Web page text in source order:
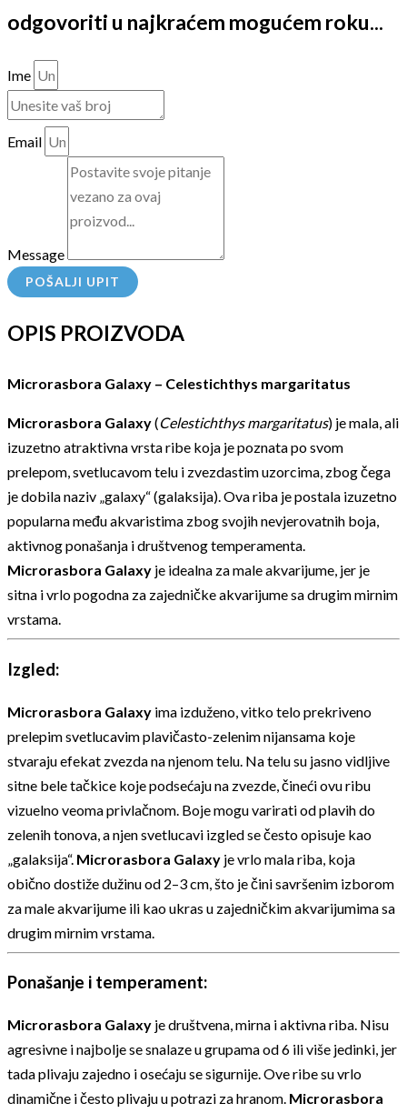
odgovoriti u najkraćem mogućem roku...
Ime
Email
Message
POŠALJI UPIT
OPIS PROIZVODA
Microrasbora Galaxy – Celestichthys margaritatus
Microrasbora Galaxy(Celestichthys margaritatus) je mala, ali
izuzetno atraktivna vrsta ribe koja je poznata po svom
prelepom, svetlucavom telu i zvezdastim uzorcima, zbog čega
je dobila naziv „galaxy“ (galaksija). Ova riba je postala izuzetno
popularna među akvaristima zbog svojih nevjerovatnih boja,
aktivnog ponašanja i društvenog temperamenta.
Microrasbora Galaxy je idealna za male akvarijume, jer je
sitna i vrlo pogodna za zajedničke akvarijume sa drugim mirnim
vrstama.
Izgled:
Microrasbora Galaxy ima izduženo, vitko telo prekriveno
prelepim svetlucavim plavičasto-zelenim nijansama koje
stvaraju efekat zvezda na njenom telu. Na telu su jasno vidljive
sitne bele tačkice koje podsećaju na zvezde, čineći ovu ribu
vizuelno veoma privlačnom. Boje mogu varirati od plavih do
zelenih tonova, a njen svetlucavi izgled se često opisuje kao
„galaksija“. Microrasbora Galaxy je vrlo mala riba, koja
obično dostiže dužinu od 2–3 cm, što je čini savršenim izborom
za male akvarijume ili kao ukras u zajedničkim akvarijumima sa
drugim mirnim vrstama.
Ponašanje i temperament:
Microrasbora Galaxy je društvena, mirna i aktivna riba. Nisu
agresivne i najbolje se snalaze u grupama od 6 ili više jedinki, jer
tada plivaju zajedno i osećaju se sigurnije. Ove ribe su vrlo
dinamične i često plivaju u potrazi za hranom. Microrasbora